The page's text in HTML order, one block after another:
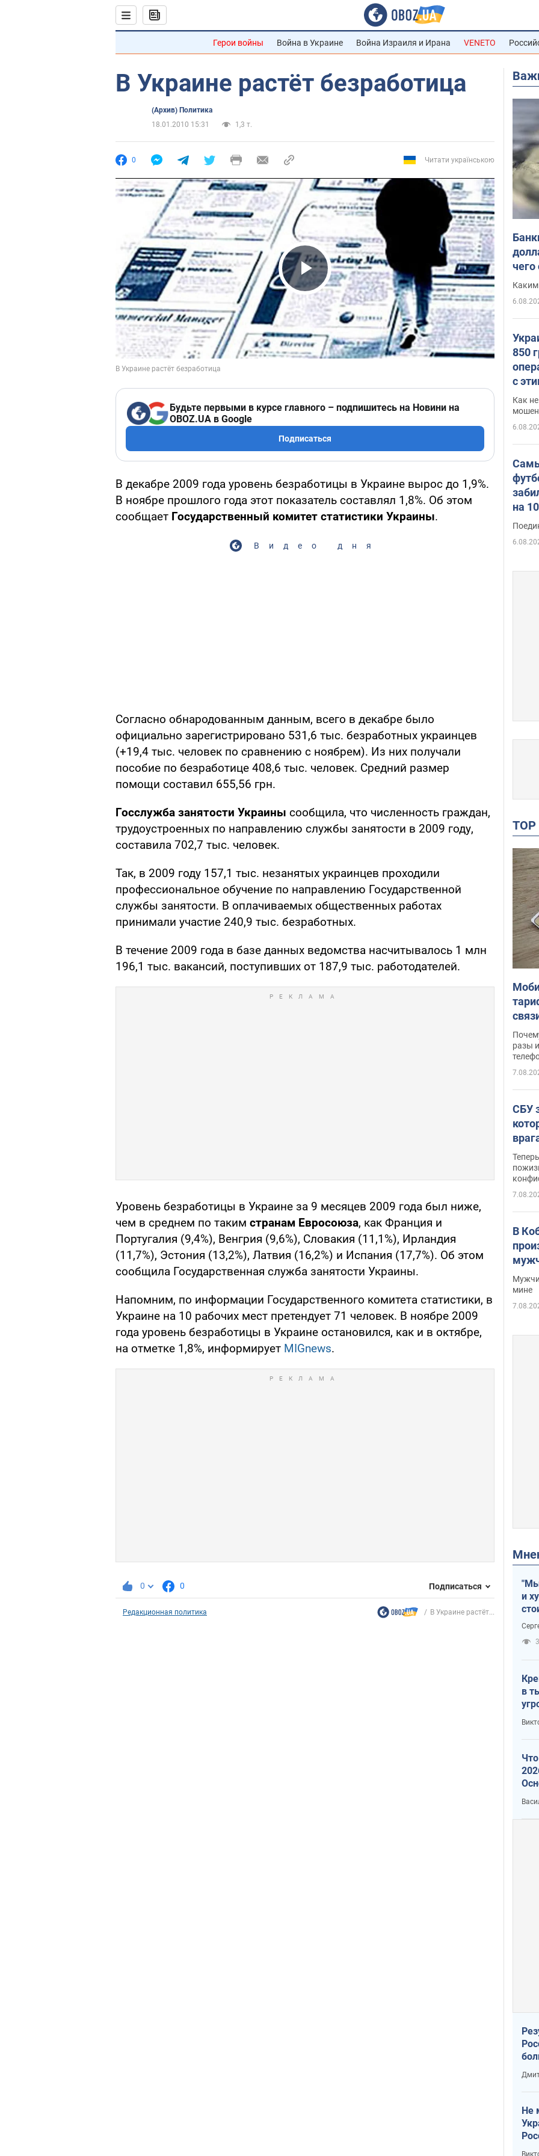
Герои войны Война в Украине Война Израиля и Ирана VENETO
В Украине растёт безработица
(Архив) Политика
18.01.2010 15:31
1,3 т.
0 Читати українською
Play Video
Будьте первыми в курсе главного – подпишитесь на Новини на
OBOZ.UA в Google
Подписаться
В декабре 2009 года уровень безработицы в Украине вырос до 1,9%.
В ноябре прошлого года этот показатель составлял 1,8%. Об этом
сообщает Государственный комитет статистики Украины.
Видео дня
Согласно обнародованным данным, всего в декабре было
официально зарегистрировано 531,6 тыс. безработных украинцев
(+19,4 тыс. человек по сравнению с ноябрем). Из них получали
пособие по безработице 408,6 тыс. человек. Средний размер
помощи составил 655,56 грн.
Госслужба занятости Украины сообщила, что численность граждан,
трудоустроенных по направлению службы занятости в 2009 году,
составила 702,7 тыс. человек.
Так, в 2009 году 157,1 тыс. незанятых украинцев проходили
профессиональное обучение по направлению Государственной
службы занятости. В оплачиваемых общественных работах
принимали участие 240,9 тыс. безработных.
В течение 2009 года в базе данных ведомства насчитывалось 1 млн
196,1 тыс. вакансий, поступивших от 187,9 тыс. работодателей.
Уровень безработицы в Украине за 9 месяцев 2009 года был ниже,
чем в среднем по таким странам Евросоюза, как Франция и
Португалия (9,4%), Венгрия (9,6%), Словакия (11,1%), Ирландия
(11,7%), Эстония (13,2%), Латвия (16,2%) и Испания (17,7%). Об этом
сообщила Государственная служба занятости Украины.
Напомним, по информации Государственного комитета статистики, в
Украине на 10 рабочих мест претендует 71 человек. В ноябре 2009
года уровень безработицы в Украине остановился, как и в октябре,
на отметке 1,8%, информирует MIGnews.
0 0 Подписаться
Редакционная политика В Украине растёт...
Каким
850
с
Как
на
разы
СБУ
В
мине
и
в
Не